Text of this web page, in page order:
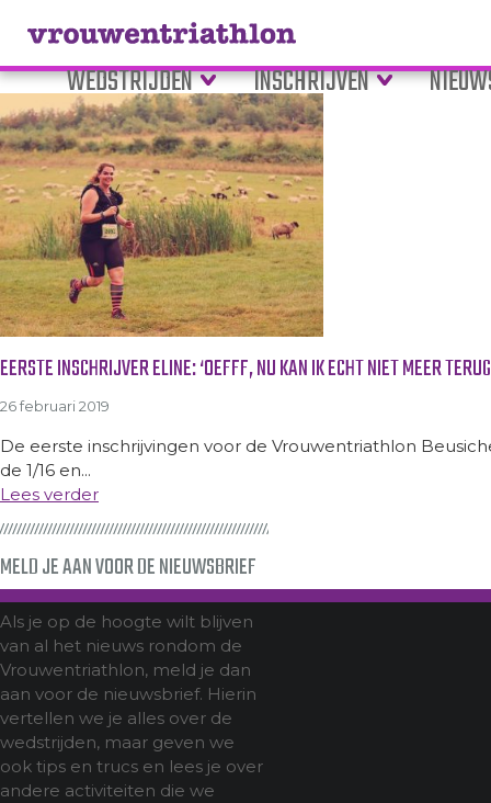
WEDSTRIJDEN INSCHRIJVEN
Tag Archive: Ellen van
EERSTE INSCHRIJVER ELINE: ‘OEFFF, NU KAN IK ECHT NIET MEER
26 februari 2019
De eerste inschrijvingen voor de Vrouwentriathlon
de 1/16 en...
Lees verder
MELD JE AAN VOOR DE NIEUWSBRIEF
Als je op de hoogte wilt blijven
van al het nieuws rondom de
Vrouwentriathlon, meld je dan
aan voor de nieuwsbrief. Hierin
vertellen we je alles over de
wedstrijden, maar geven we
ook tips en trucs en lees je over
andere activiteiten die we